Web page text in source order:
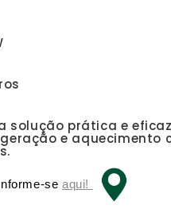
solução prática e
e aquecimento
seaqui!